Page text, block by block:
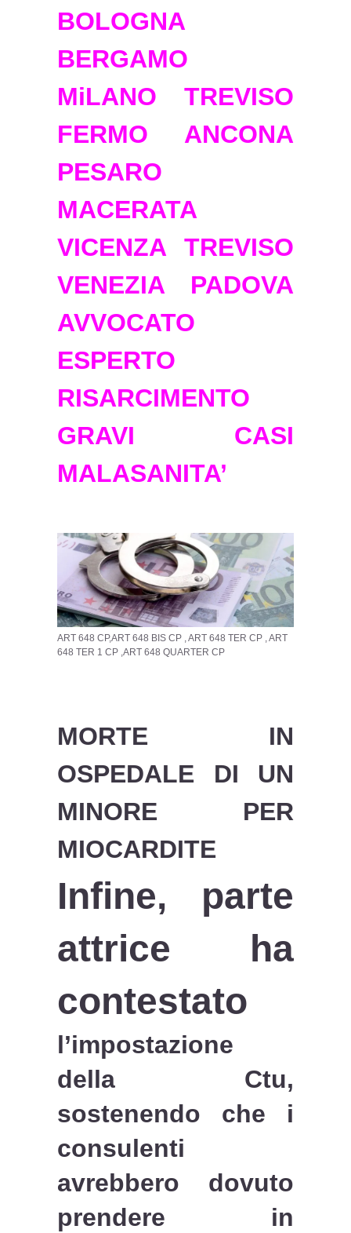
BOLOGNA
BERGAMO
MiLANO TREVISO
FERMO ANCONA
PESARO
MACERATA
VICENZA TREVISO
VENEZIA PADOVA
AVVOCATO
ESPERTO
RISARCIMENTO
GRAVI CASI
MALASANITA’
ART 648 CP,ART 648 BIS CP , ART 648 TER CP , ART
648 TER 1 CP ,ART 648 QUARTER CP
MORTE IN
OSPEDALE DI UN
MINORE PER
MIOCARDITE
Infine, parte
attrice ha
contestato
l’impostazione
della Ctu,
sostenendo che i
consulenti
avrebbero dovuto
prendere in